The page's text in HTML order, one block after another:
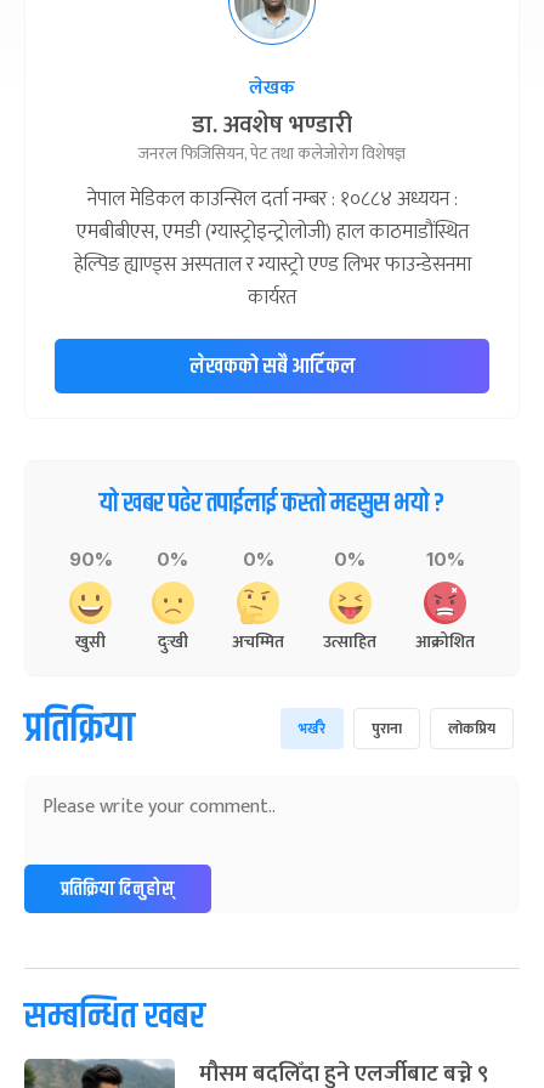
लेखक
डा. अवशेष भण्डारी
जनरल फिजिसियन, पेट तथा कलेजोरोग विशेषज्ञ
नेपाल मेडिकल काउन्सिल दर्ता नम्बर : १०८८४ अध्ययन :
एमबीबीएस, एमडी (ग्यास्ट्रोइन्ट्रोलोजी) हाल काठमाडौंस्थित
हेल्पिङ ह्याण्ड्स अस्पताल र ग्यास्ट्रो एण्ड लिभर फाउन्डेसनमा
कार्यरत
लेखकको सबै आर्टिकल
यो खबर पढेर तपाईलाई कस्तो महसुस भयो ?
90%
खुसी
0%
दुःखी
0%
अचम्मित
0%
उत्साहित
10%
आक्रोशित
प्रतिक्रिया भर्खरै पुराना लोकप्रिय
प्रतिक्रिया दिनुहोस्
सम्बन्धित खबर
मौसम बदलिँदा हुने एलर्जीबाट बच्ने ९